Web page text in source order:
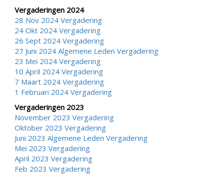
Vergaderingen 2024
28 Nov 2024 Vergadering
24 Okt 2024 Vergadering
26 Sept 2024 Vergadering
27 Juni 2024 Algemene Leden Vergadering
23 Mei 2024 Vergadering
10 April 2024 Vergadering
7 Maart 2024 Vergadering
1 Februari 2024 Vergadering
Vergaderingen 2023
November 2023 Vergadering
Oktober 2023 Vergadering
Juni 2023 Algemene Leden Vergadering
Mei 2023 Vergadering
April 2023 Vergadering
Feb 2023 Vergadering